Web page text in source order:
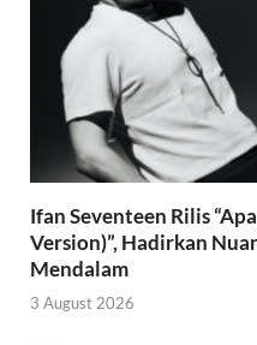
Ifan Seventeen Rilis
Version)”, Hadirkan
Mendalam
3 August 2026